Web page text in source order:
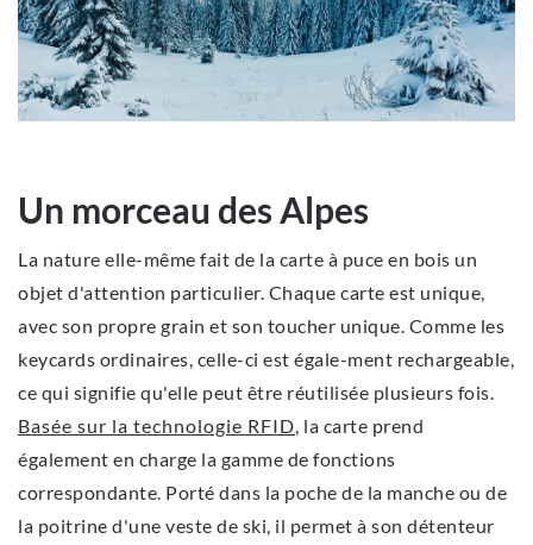
Un morceau des Alpes
La nature elle-même fait de la carte à puce en bois un
objet d'attention particulier. Chaque carte est unique,
avec son propre grain et son toucher unique. Comme les
keycards ordinaires, celle-ci est égale-ment rechargeable,
ce qui signifie qu'elle peut être réutilisée plusieurs fois.
Basée sur la technologie RFID , la carte prend
également en charge la gamme de fonctions
correspondante. Porté dans la poche de la manche ou de
la poitrine d'une veste de ski, il permet à son détenteur